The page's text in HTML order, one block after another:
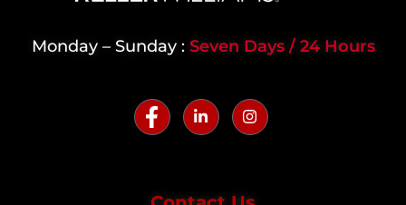
Monday – Sunday : Seven Days / 24 Hours